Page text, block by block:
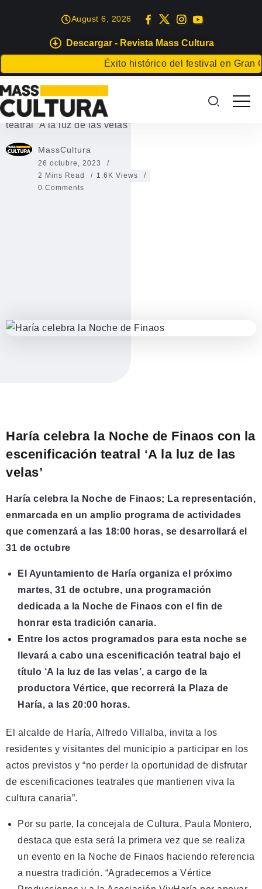
Descargar - Revista Mass Cultura
Éxito histórico del festival en Gran Canaria
August 6, 2026
EVENTOS
Haría celebra la Noche de Finaos
Haría celebra la Noche de Finaos con la escenificación
teatral ‘A la luz de las velas’
MassCultura
26 octubre, 2023
2 Mins Read
1.6K Views
0 Comments
Haría celebra la Noche de Finaos con la
escenificación teatral ‘A la luz de las
velas’
Haría celebra la Noche de Finaos; La representación,
enmarcada en un amplio programa de actividades
que comenzará a las 18:00 horas, se desarrollará el
31 de octubre
El Ayuntamiento de Haría organiza el próximo
martes, 31 de octubre, una programación
dedicada a la Noche de Finaos con el fin de
honrar esta tradición canaria.
Entre los actos programados para esta noche se
llevará a cabo una escenificación teatral bajo el
título ‘A la luz de las velas’, a cargo de la
productora Vértice, que recorrerá la Plaza de
Haría, a las 20:00 horas.
El alcalde de Haría, Alfredo Villalba, invita a los
residentes y visitantes del municipio a participar en los
actos previstos y “no perder la oportunidad de disfrutar
de escenificaciones teatrales que mantienen viva la
cultura canaria”.
Por su parte, la concejala de Cultura, Paula Montero,
destaca que esta será la primera vez que se realiza
un evento en la Noche de Finaos haciendo referencia
a nuestra tradición. “Agradecemos a Vértice